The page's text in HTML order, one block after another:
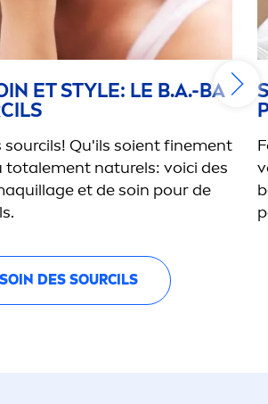
ET STYLE: LE B.A.-BA
sourcils! Qu'ils soient finement
totalement naturels: voici des
et de soin pour de
SOIN DES SOURCILS